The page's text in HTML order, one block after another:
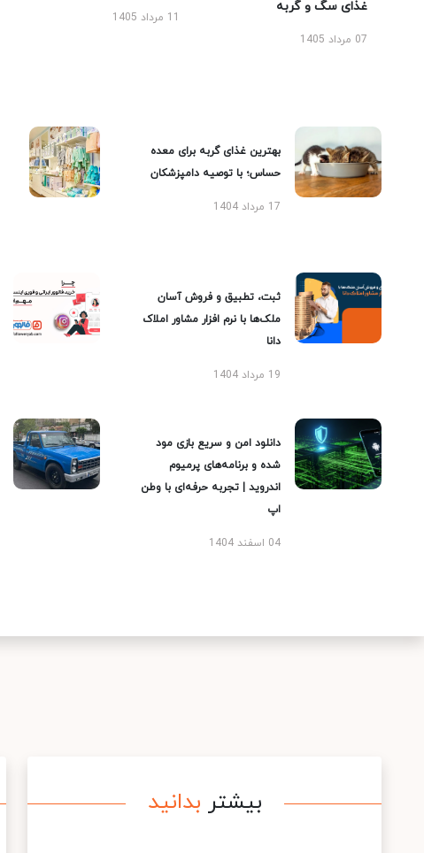
غذای سگ و گربه
07 مرداد 1405
11 مرداد 1405
بهترین غذای گربه برای معده
حساس؛ با توصیه دامپزشکان
17 مرداد 1404
ثبت، تطبیق و فروش آسان
ملک‌ها با نرم افزار مشاور املاک
دانا
19 مرداد 1404
دانلود امن و سریع بازی مود
شده و برنامه‌های پرمیوم
اندروید | تجربه حرفه‌ای با وطن
اپ
04 اسفند 1404
بیشتر بدانید